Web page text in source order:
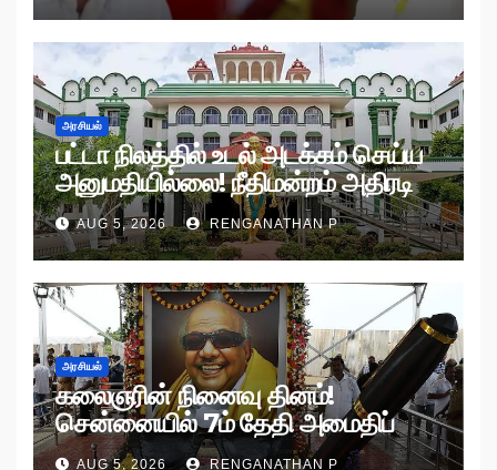
அரசியல்
பட்டா நிலத்தில் உடல் அடக்கம் செய்ய
அனுமதியில்லை! நீதிமன்றம் அதிரடி
உத்தரவு!
AUG 5, 2026 RENGANATHAN P
அரசியல்
கலைஞரின் நினைவு தினம்!
சென்னையில் 7ம் தேதி அமைதிப்
பேரணி!
AUG 5, 2026 RENGANATHAN P